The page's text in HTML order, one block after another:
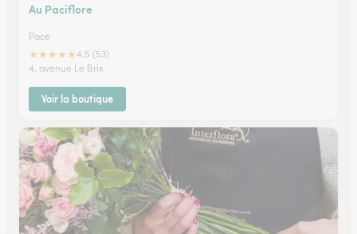
Au Paciflore
Pace
★★★★★4.5 (53)
4, avenue Le Brix
Voir la boutique